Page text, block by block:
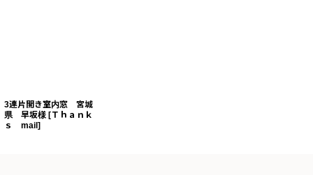
3連片開き室内窓 宮城
県 早坂様 [Ｔｈａｎｋ
ｓ mail]